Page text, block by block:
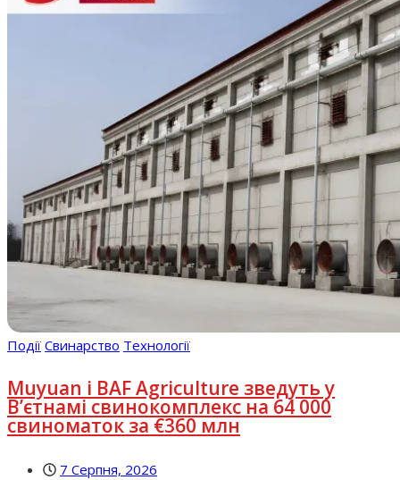
Події Свинарство Технології
Muyuan і BAF Agriculture зведуть у
В’єтнамі свинокомплекс на 64 000
свиноматок за €360 млн
7 Серпня, 2026